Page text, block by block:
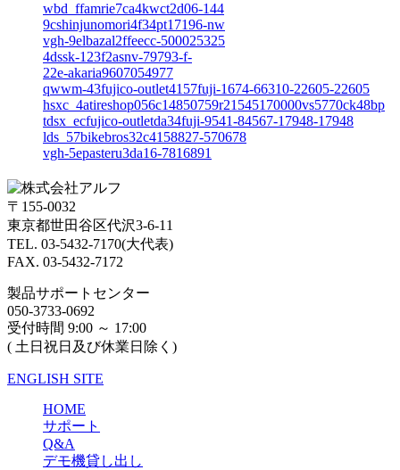
wbd_ffamrie7ca4kwct2d06-144
9cshinjunomori4f34pt17196-nw
vgh-9elbazal2ffeecc-500025325
4dssk-123f2asnv-79793-f-
22e-akaria9607054977
qwwm-43fujico-outlet4157fuji-1674-66310-22605-22605
hsxc_4atireshop056c14850759r21545170000vs5770ck48bp
tdsx_ecfujico-outletda34fuji-9541-84567-17948-17948
lds_57bikebros32c4158827-570678
vgh-5epasteru3da16-7816891
〒155-0032
東京都世田谷区代沢3-6-11
TEL. 03-5432-7170(大代表)
FAX. 03-5432-7172
製品サポートセンター
050-3733-0692
受付時間 9:00 ～ 17:00
( 土日祝日及び休業日除く)
ENGLISH SITE
HOME
サポート
Q&A
デモ機貸し出し